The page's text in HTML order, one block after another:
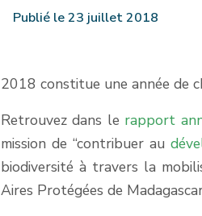
Publié le 23 juillet 2018
2018 constitue une année de
Retrouvez dans le rapport
mission de “contribuer au
biodiversité à travers la
Aires Protégées de